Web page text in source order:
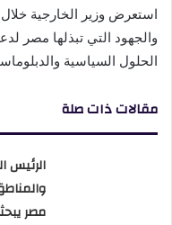
استعرض وزير الخارجية خلال
والجهود التي تبذلها مصر
الحلول السياسية
مقالات ذات صلة
الرئيس
مصر